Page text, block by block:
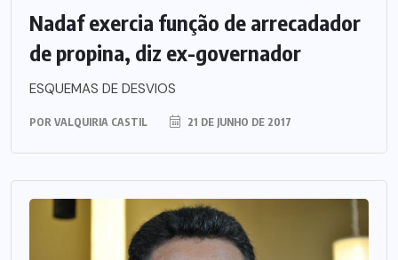
Nadaf exercia função de arrecadador
de propina, diz ex-governador
ESQUEMAS DE DESVIOS
POR VALQUIRIA CASTIL 21 DE JUNHO DE 2017